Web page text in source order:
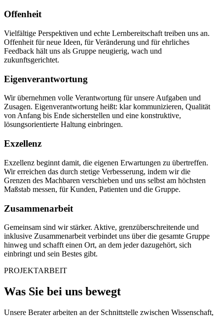
Offenheit
Vielfältige Perspektiven und echte Lernbereitschaft treiben uns an.
Offenheit für neue Ideen, für Veränderung und für ehrliches
Feedback hält uns als Gruppe neugierig, wach und
zukunftsgerichtet.
Eigenverantwortung
Wir übernehmen volle Verantwortung für unsere Aufgaben und
Zusagen. Eigenverantwortung heißt: klar kommunizieren, Qualität
von Anfang bis Ende sicherstellen und eine konstruktive,
lösungsorientierte Haltung einbringen.
Exzellenz
Exzellenz beginnt damit, die eigenen Erwartungen zu übertreffen.
Wir erreichen das durch stetige Verbesserung, indem wir die
Grenzen des Machbaren verschieben und uns selbst am höchsten
Maßstab messen, für Kunden, Patienten und die Gruppe.
Zusammenarbeit
Gemeinsam sind wir stärker. Aktive, grenzüberschreitende und
inklusive Zusammenarbeit verbindet uns über die gesamte Gruppe
hinweg und schafft einen Ort, an dem jeder dazugehört, sich
einbringt und sein Bestes gibt.
PROJEKTARBEIT
Was Sie bei uns bewegt
Unsere Berater arbeiten an der Schnittstelle zwischen Wissenschaft,